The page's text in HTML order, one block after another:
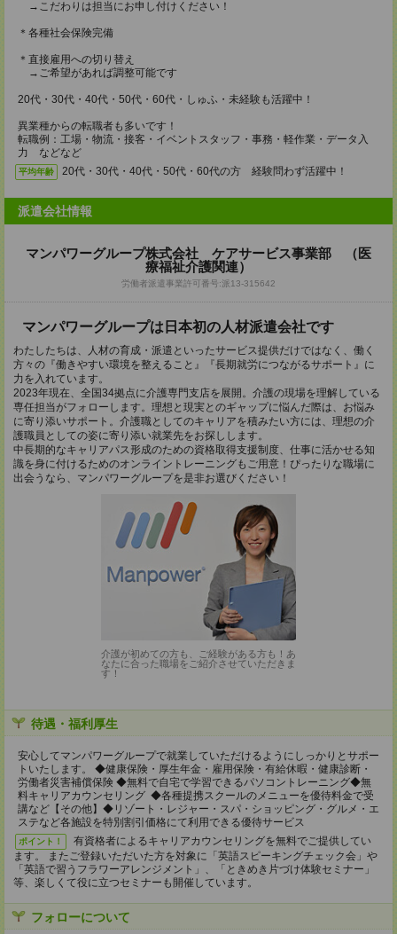
→こだわりは担当にお申し付けください！
＊各種社会保険完備
＊直接雇用への切り替え
→ご希望があれば調整可能です
20代・30代・40代・50代・60代・しゅふ・未経験も活躍中！
異業種からの転職者も多いです！
転職例：工場・物流・接客・イベントスタッフ・事務・軽作業・データ入
力 などなど
平均年齢 20代・30代・40代・50代・60代の方 経験問わず活躍中！
派遣会社情報
マンパワーグループ株式会社 ケアサービス事業部 （医
療福祉介護関連）
労働者派遣事業許可番号:派13-315642
マンパワーグループは日本初の人材派遣会社です
わたしたちは、人材の育成・派遣といったサービス提供だけではなく、働く
方々の『働きやすい環境を整えること』『長期就労につながるサポート』に
力を入れています。
2023年現在、全国34拠点に介護専門支店を展開。介護の現場を理解している
専任担当がフォローします。理想と現実とのギャップに悩んだ際は、お悩み
に寄り添いサポート。介護職としてのキャリアを積みたい方には、理想の介
護職員としての姿に寄り添い就業先をお探しします。
中長期的なキャリアパス形成のための資格取得支援制度、仕事に活かせる知
識を身に付けるためのオンライントレーニングもご用意！ぴったりな職場に
出会うなら、マンパワーグループを是非お選びください！
介護が初めての方も、ご経験がある方も！あ
なたに合った職場をご紹介させていただきま
す！
待遇・福利厚生
安心してマンパワーグループで就業していただけるようにしっかりとサポー
トいたします。 ◆健康保険・厚生年金・雇用保険・有給休暇・健康診断・
労働者災害補償保険 ◆無料で自宅で学習できるパソコントレーニング◆無
料キャリアカウンセリング ◆各種提携スクールのメニューを優待料金で受
講など【その他】◆リゾート・レジャー・スパ・ショッピング・グルメ・エ
ステなど各施設を特別割引価格にて利用できる優待サービス
ポイント！
有資格者によるキャリアカウンセリングを無料でご提供してい
ます。 またご登録いただいた方を対象に「英語スピーキングチェック会」や
「英語で習うフラワーアレンジメント」、「ときめき片づけ体験セミナー」
等、楽しくて役に立つセミナーも開催しています。
フォローについて